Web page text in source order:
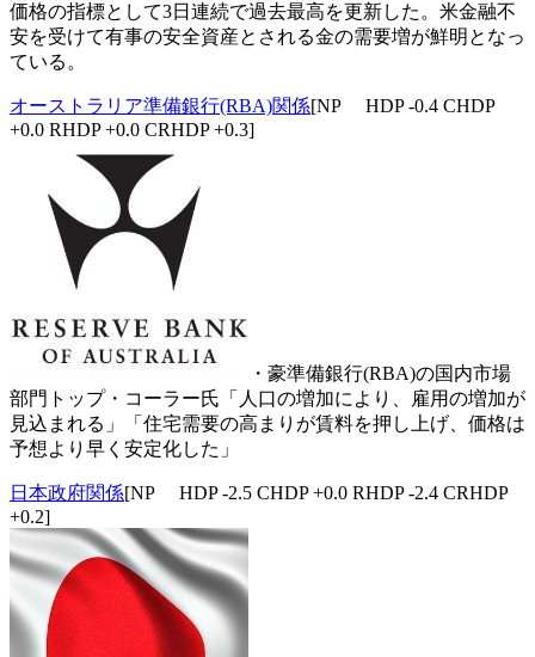
価格の指標として3日連続で過去最高を更新した。米金融不
安を受けて有事の安全資産とされる金の需要増が鮮明となっ
ている。
オーストラリア準備銀行(RBA)関係[NP HDP -0.4 CHDP
+0.0 RHDP +0.0 CRHDP +0.3]
・豪準備銀行(RBA)の国内市場
部門トップ・コーラー氏「人口の増加により、雇用の増加が
見込まれる」「住宅需要の高まりが賃料を押し上げ、価格は
予想より早く安定化した」
日本政府関係[NP HDP -2.5 CHDP +0.0 RHDP -2.4 CRHDP
+0.2]